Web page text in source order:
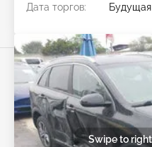
Дата торгов:
Swipe to